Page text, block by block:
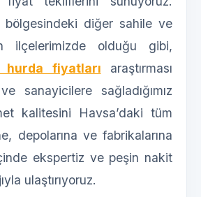
bölgesindeki diğer sahile ve
ilçelerimizde olduğu gibi,
hurda fiyatları araştırması
sanayicilere sağladığımız
kalitesini Havsa’daki tüm
depolarına ve fabrikalarına
ekspertiz ve peşin nakit
ulaştırıyoruz.